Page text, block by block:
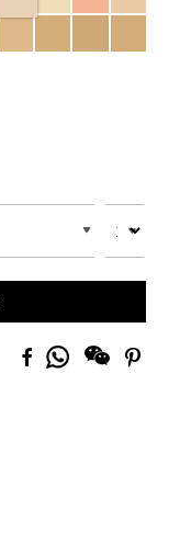
數量
Facebook
分